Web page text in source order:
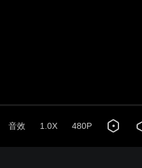
音效 1.0X 480P